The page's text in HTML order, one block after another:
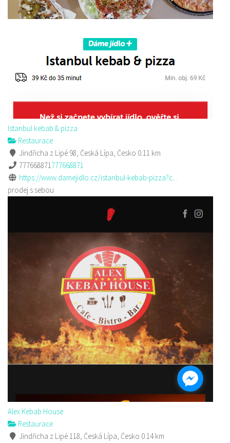
Istanbul kebab & pizza
Restaurace
Jindřicha z Lipé 98, Česká Lípa, Česko 0.11 km
777668871777668871
https://www.damejidlo.cz/istanbul-kebab-pizza?c...
prodej s sebou
Alex Kebab House
Restaurace
Jindřicha z Lipé 118, Česká Lípa, Česko 0.14 km